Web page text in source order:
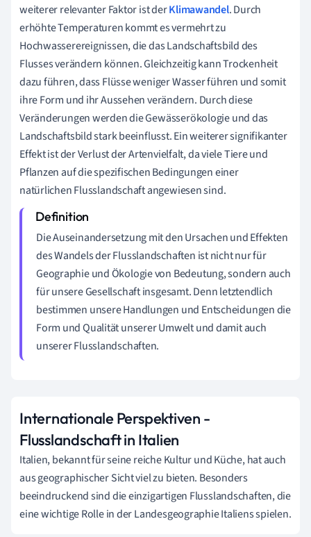
weiterer relevanter Faktor ist derKlimawandel. Durch
erhöhte Temperaturen kommt es vermehrt zu
Hochwasserereignissen, die das Landschaftsbild des
Flusses verändern können. Gleichzeitig kann Trockenheit
dazu führen, dass Flüsse weniger Wasser führen und somit
ihre Form und ihr Aussehen verändern. Durch diese
Veränderungen werden die Gewässerökologie und das
Landschaftsbild stark beeinflusst. Ein weiterer signifikanter
Effekt ist der Verlust der Artenvielfalt, da viele Tiere und
Pflanzen auf die spezifischen Bedingungen einer
natürlichen Flusslandschaft angewiesen sind.
Die Auseinandersetzung mit den Ursachen und Effekten
des Wandels der Flusslandschaften ist nicht nur für
Geographie und Ökologie von Bedeutung, sondern auch
für unsere Gesellschaft insgesamt. Denn letztendlich
bestimmen unsere Handlungen und Entscheidungen die
Form und Qualität unserer Umwelt und damit auch
unserer Flusslandschaften.
Internationale Perspektiven -
Flusslandschaft in Italien
Italien, bekannt für seine reiche Kultur und Küche, hat auch
aus geographischer Sicht viel zu bieten. Besonders
beeindruckend sind die einzigartigen Flusslandschaften, die
eine wichtige Rolle in der Landesgeographie Italiens spielen.